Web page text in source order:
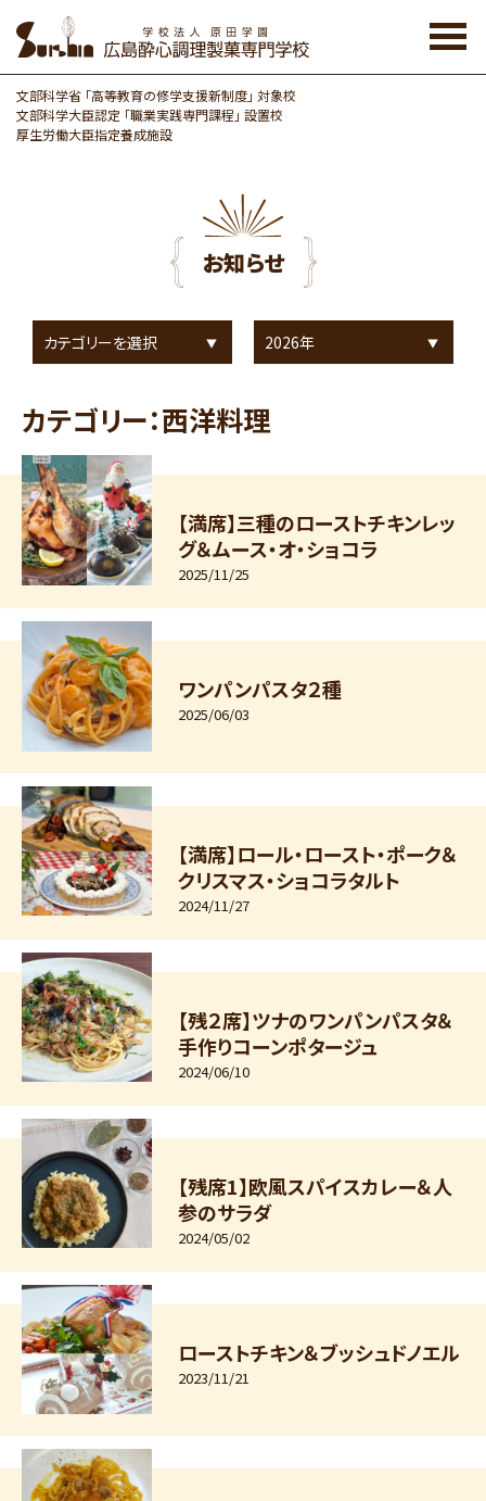
the
content
文部科学省 「高等教育の修学支援新制度」 対象校
文部科学大臣認定 「職業実践専門課程」 設置校
厚生労働大臣指定養成施設
お知らせ
カテゴリー：西洋料理
【満席】三種のローストチキンレッ
グ＆ムース・オ・ショコラ
2025/11/25
ワンパンパスタ２種
2025/06/03
【満席】ロール・ロースト・ポーク＆
クリスマス・ショコラタルト
2024/11/27
【残２席】ツナのワンパンパスタ＆
手作りコーンポタージュ
2024/06/10
【残席1】欧風スパイスカレー＆人
参のサラダ
2024/05/02
ローストチキン＆ブッシュドノエル
2023/11/21